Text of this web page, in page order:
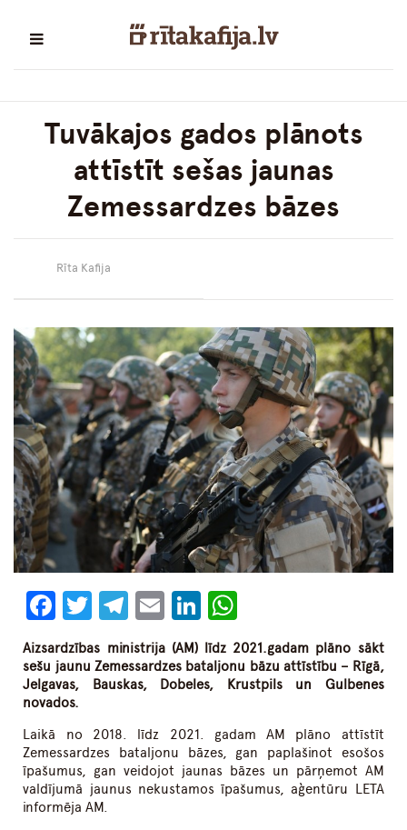
Tuvākajos gados plānots
attīstīt sešas jaunas
Zemessardzes bāzes
Rīta Kafija
Facebook
Twitter
Telegram
EmailLinkedIn
Aizsardzības ministrija (AM) līdz 2021.gadam plāno sākt
sešu jaunu Zemessardzes bataljonu bāzu attīstību – Rīgā,
Jelgavas, Bauskas, Dobeles, Krustpils un Gulbenes
novados.
Laikā no 2018. līdz 2021. gadam AM plāno attīstīt
Zemessardzes bataljonu bāzes, gan paplašinot esošos
īpašumus, gan veidojot jaunas bāzes un pārņemot AM
valdījumā jaunus nekustamos īpašumus, aģentūru LETA
informēja AM.